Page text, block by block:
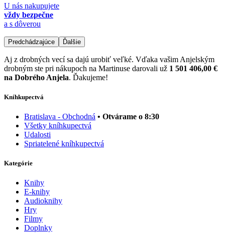
U nás nakupujete
vždy bezpečne
a s dôverou
Predchádzajúce Ďalšie
Aj z drobných vecí sa dajú urobiť veľké. Vďaka vašim Anjelským
drobným ste pri nákupoch na Martinuse darovali už 1 501 406,00 €
na Dobrého Anjela. Ďakujeme!
Kníhkupectvá
Bratislava - Obchodná • Otvárame o 8:30
Všetky kníhkupectvá
Udalosti
Spriatelené kníhkupectvá
Kategórie
Knihy
E-knihy
Audioknihy
Hry
Filmy
Doplnky